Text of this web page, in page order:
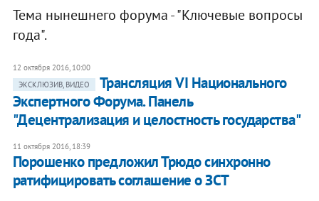
Тема нынешнего форума - "Ключевые вопросы
года".
12 октября 2016, 10:00
ЭКСКЛЮЗИВ, ВИДЕО
Трансляция VI Национального
Экспертного Форума. Панель
"Децентрализация и целостность государства"
11 октября 2016, 18:39
Порошенко предложил Трюдо синхронно
ратифицировать соглашение о ЗСТ